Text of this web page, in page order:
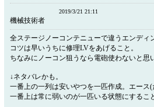
2019/3/21 21:11
機械技術者
全ステージノーコンテニューで違うエンディ
コツは早いうちに修理LVをあげること。
ちなみにノーコン狙うなら電砲使わないと思
↓ネタバレかも。
一番上の一列は安いやつを一匹作成。エース(
一番上は常に弱いのが一匹いる状態にするこ